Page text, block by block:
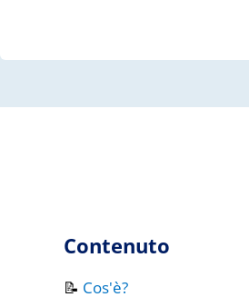
Contenuto
📝 Cos'è?